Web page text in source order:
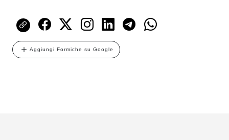
Aggiungi Formiche su Google